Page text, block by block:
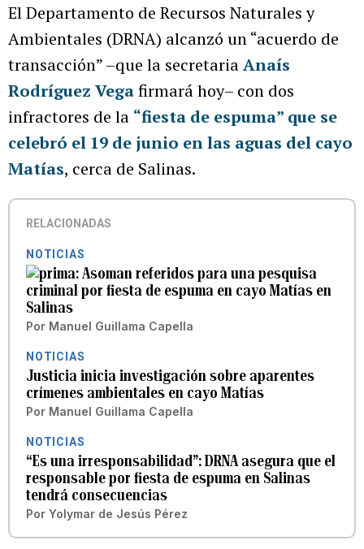
El Departamento de Recursos Naturales y
Ambientales (DRNA) alcanzó un “acuerdo de
transacción” –que la secretariaAnaís
Rodríguez Vegafirmará hoy– con dos
infractores de la “fiesta de espuma” que se
celebró el 19 de junio en las aguas del cayo
Matías, cerca de Salinas.
RELACIONADAS
NOTICIAS
Asoman referidos para una pesquisa
criminal por fiesta de espuma en cayo Matías en
Salinas
Por Manuel Guillama Capella
NOTICIAS
Justicia inicia investigación sobre aparentes
crímenes ambientales en cayo Matías
Por Manuel Guillama Capella
NOTICIAS
“Es una irresponsabilidad”: DRNA asegura que el
responsable por fiesta de espuma en Salinas
tendrá consecuencias
Por Yolymar de Jesús Pérez